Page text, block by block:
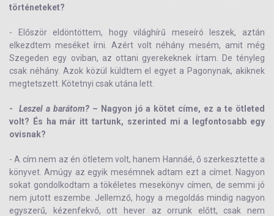
történeteket?
- Először eldöntöttem, hogy világhírű meseíró leszek, aztán
elkezdtem meséket írni. Azért volt néhány mesém, amit még
Szegeden egy oviban, az ottani gyerekeknek írtam. De tényleg
csak néhány. Azok közül küldtem el egyet a Pagonynak, akiknek
megtetszett. Kötetnyi csak utána lett.
- Leszel a barátom?– Nagyon jó a kötet címe, ez a te ötleted
volt? És ha már itt tartunk, szerinted mi a legfontosabb egy
ovisnak?
- A cím nem az én ötletem volt, hanem Hannáé, ő szerkesztette a
könyvet. Amúgy az egyik mesémnek adtam ezt a címet. Nagyon
sokat gondolkodtam a tökéletes mesekönyv címen, de semmi jó
nem jutott eszembe. Jellemző, hogy a megoldás mindig nagyon
egyszerű, kézenfekvő, ott hever az orrunk előtt, csak nem